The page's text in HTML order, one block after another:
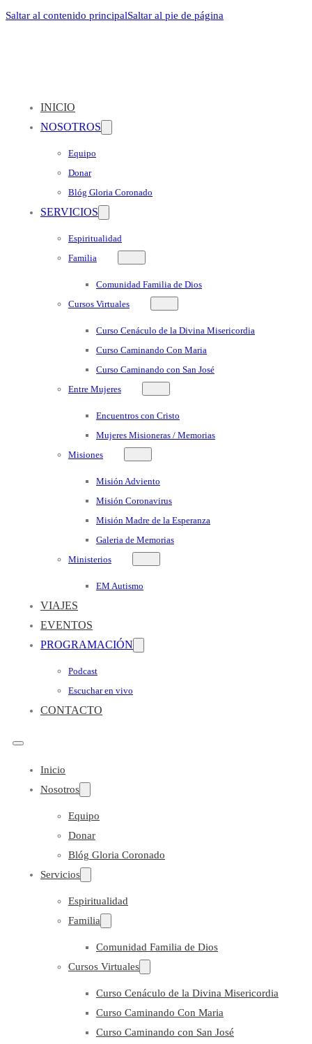
Saltar al contenido principalSaltar al pie de página
INICIO
NOSOTROS
Equipo
Donar
Blóg Gloria Coronado
SERVICIOS
Espiritualidad
Familia
Comunidad Familia de Dios
Cursos Virtuales
Curso Cenáculo de la Divina Misericordia
Curso Caminando Con Maria
Curso Caminando con San José
Entre Mujeres
Encuentros con Cristo
Mujeres Misioneras / Memorias
Misiones
Misión Adviento
Misión Coronavirus
Misión Madre de la Esperanza
Galeria de Memorias
Ministerios
EM Autismo
VIAJES
EVENTOS
PROGRAMACIÓN
Podcast
Escuchar en vivo
CONTACTO
Inicio
Nosotros
Equipo
Donar
Blóg Gloria Coronado
Servicios
Espiritualidad
Familia
Comunidad Familia de Dios
Cursos Virtuales
Curso Cenáculo de la Divina Misericordia
Curso Caminando Con Maria
Curso Caminando con San José